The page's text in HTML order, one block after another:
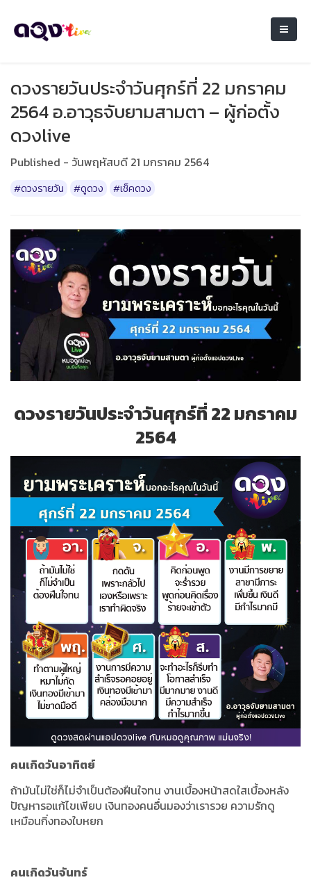
ดวงรายวันประจำวันศุกร์ที่ 22 มกราคม
2564 อ.อาวุธจับยามสามตา – ผู้ก่อตั้ง
ดวงlive
Published - วันพฤหัสบดี 21 มกราคม 2564
#ดวงรายวัน #ดูดวง #เช็คดวง
ดวงรายวันประจำวันศุกร์ที่ 22 มกราคม
2564
คนเกิดวันอาทิตย์
ถ้ามันไม่ใช่ก็ไม่จำเป็นต้องฝืนใจทน งานเบื้องหน้าสดใสเบื้องหลัง
ปัญหารอแก้ไขเพียบ เงินทองคนอื่นมองว่าเรารวย ความรักดู
เหมือนกิ่งทองใบหยก
คนเกิดวันจันทร์